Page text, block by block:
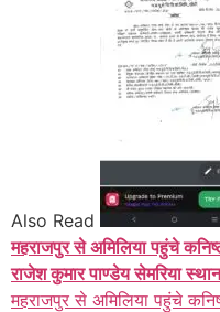
Also Read
महराजपुर से अमिलिया पहुंचे
राजेश कुमार पाण्डेय सेमरिया
महराजपुर से अमिलिया पहुंचे